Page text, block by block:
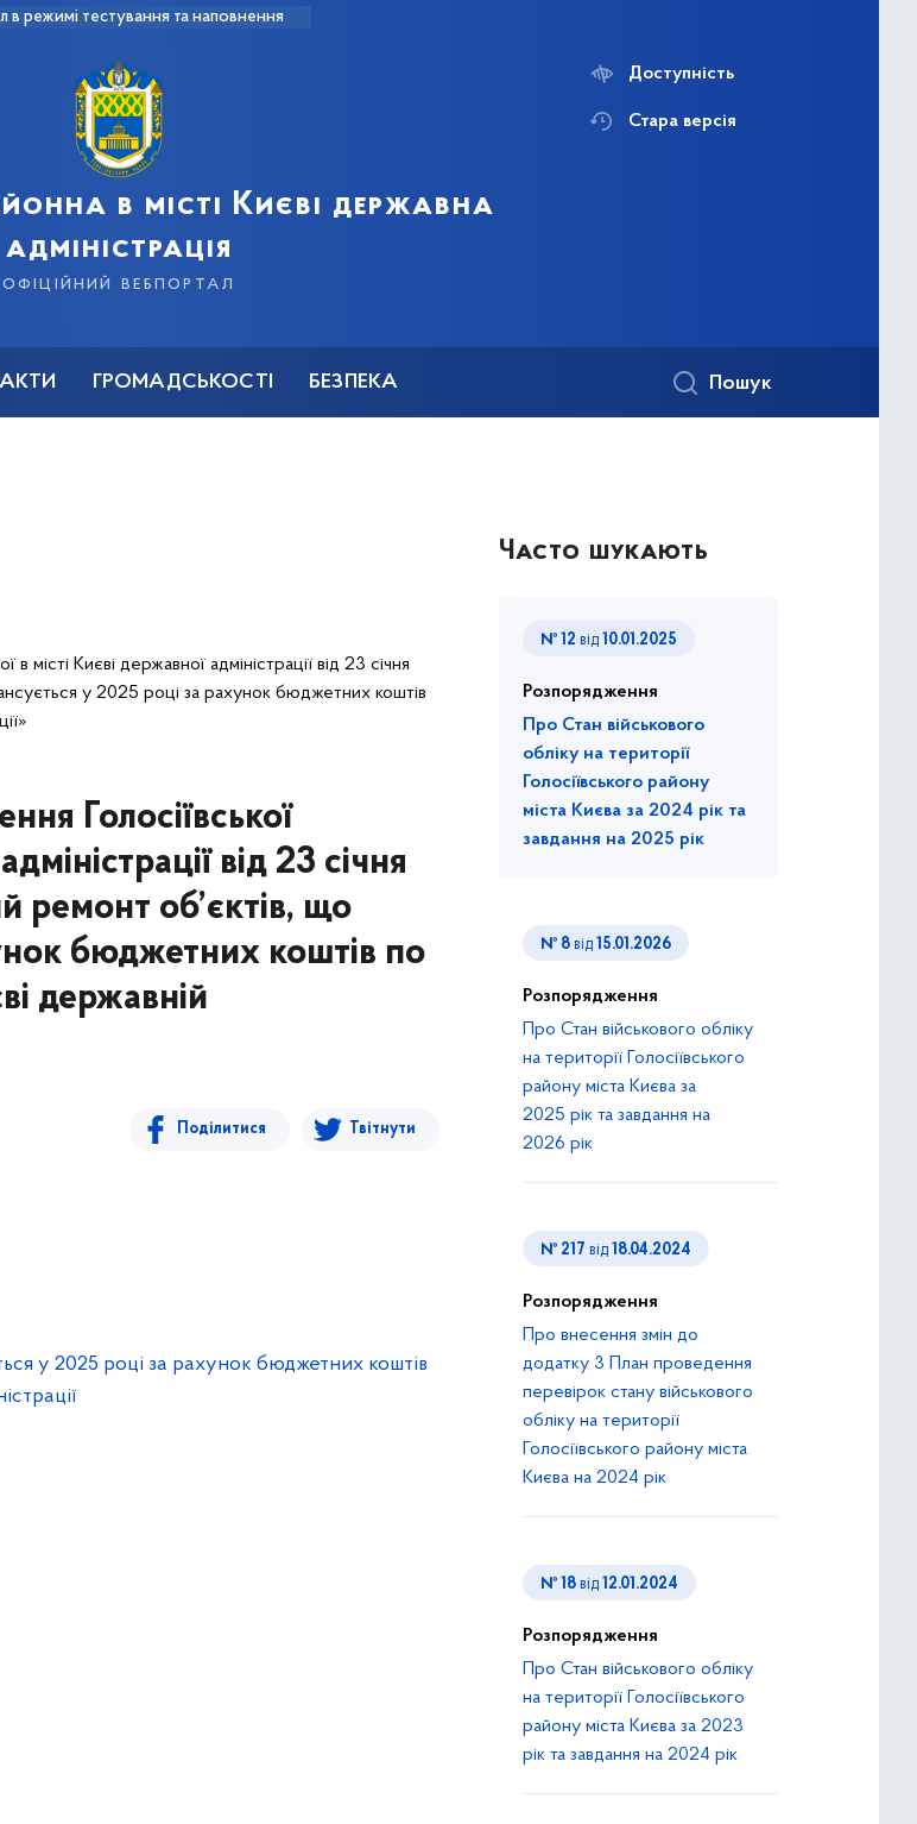
в режимі тестування та наповнення
в місті Києві державна
адміністрація
офіційний вебпортал
Доступність
Стара версія
ГРОМАДСЬКОСТІ БЕЗПЕКА Пошук
місті Києві державної адміністрації від 23 січня
у 2025 році за рахунок бюджетних коштів
Голосіївської
від 23 січня
ремонт об’єктів, що
бюджетних коштів по
державній
Поділитися Твітнути
у 2025 році за рахунок бюджетних коштів
Часто шукають
№ 12 від 10.01.2025
Розпорядження
Про Стан військового
обліку на території
Голосіївського району
міста Києва за 2024 рік та
завдання на 2025 рік
№ 8 від 15.01.2026
Розпорядження
Про Стан військового обліку
на території Голосіївського
району міста Києва за
2025 рік та завдання на
2026 рік
№ 217 від 18.04.2024
Розпорядження
Про внесення змін до
додатку 3 План проведення
перевірок стану військового
обліку на території
Голосіївського району міста
Києва на 2024 рік
№ 18 від 12.01.2024
Розпорядження
Про Стан військового обліку
на території Голосіївського
району міста Києва за 2023
рік та завдання на 2024 рік